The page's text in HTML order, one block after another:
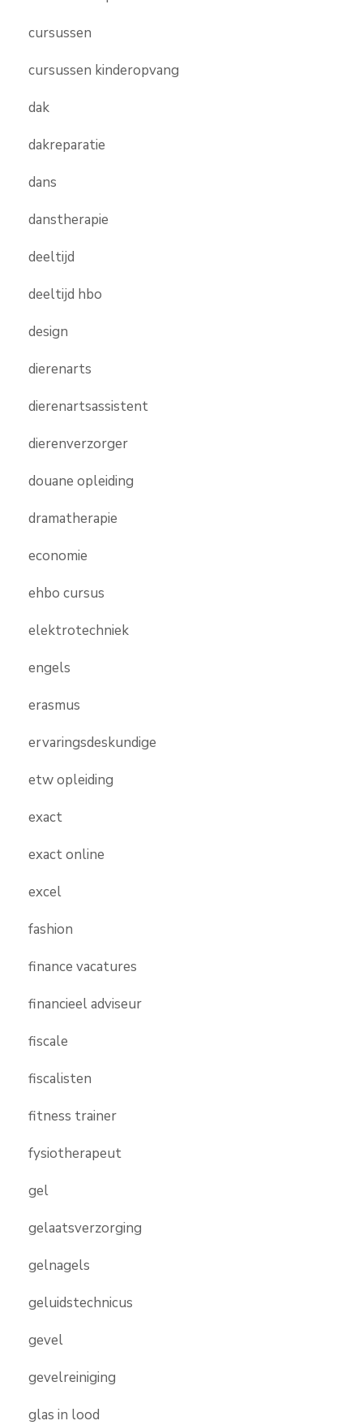
cursussen
cursussen kinderopvang
dak
dakreparatie
dans
danstherapie
deeltijd
deeltijd hbo
design
dierenarts
dierenartsassistent
dierenverzorger
douane opleiding
dramatherapie
economie
ehbo cursus
elektrotechniek
engels
erasmus
ervaringsdeskundige
etw opleiding
exact
exact online
excel
fashion
finance vacatures
financieel adviseur
fiscale
fiscalisten
fitness trainer
fysiotherapeut
gel
gelaatsverzorging
gelnagels
geluidstechnicus
gevel
gevelreiniging
glas in lood